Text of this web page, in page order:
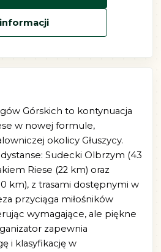
Górskich to kontynuacja
w nowej formule,
okolicy Głuszycy.
Sudecki Olbrzym (43
Riese (22 km) oraz
km), z trasami dostępnymi w
przyciąga miłośników
wymagające, ale piękne
zapewnia
i klasyfikację w